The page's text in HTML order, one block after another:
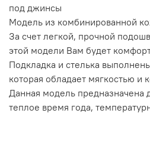
под джинсы
Модель из комбинированной
За счет легкой, прочной
этой модели Вам будет
Подкладка и стелька
которая обладает мягкостью и
Данная модель предназначена
теплое время года,